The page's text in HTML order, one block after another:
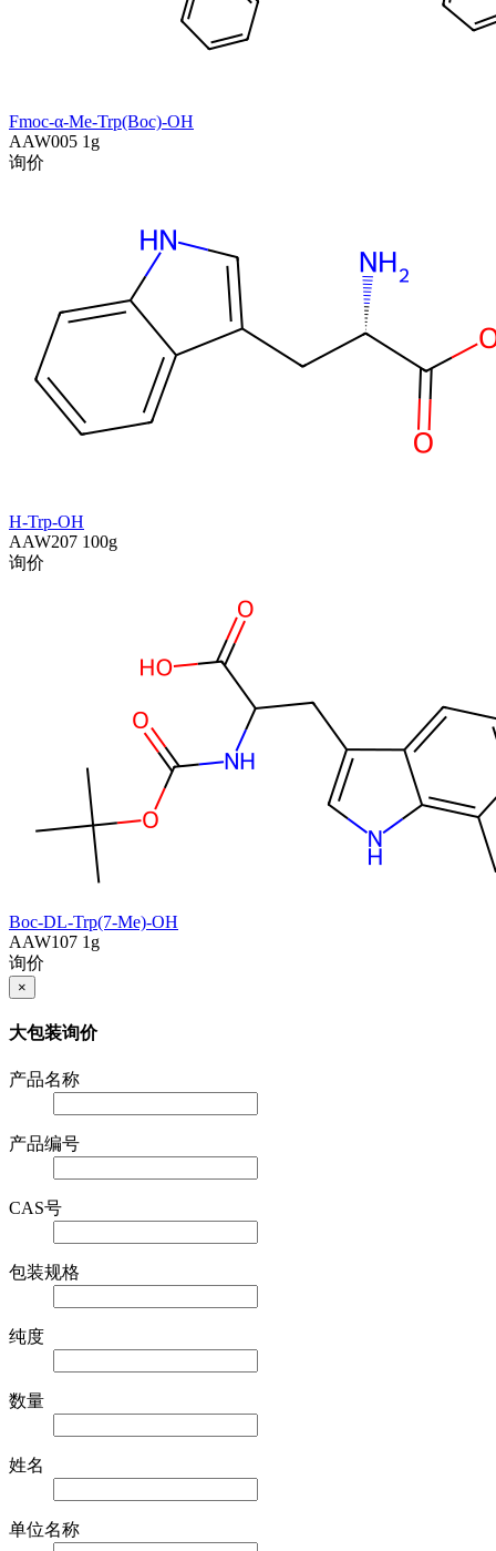
Fmoc-α-Me-Trp(Boc)-OH
AAW005 1g
询价
H-Trp-OH
AAW207 100g
询价
Boc-DL-Trp(7-Me)-OH
AAW107 1g
询价
×
大包装询价
产品名称
产品编号
CAS号
包装规格
纯度
数量
姓名
单位名称